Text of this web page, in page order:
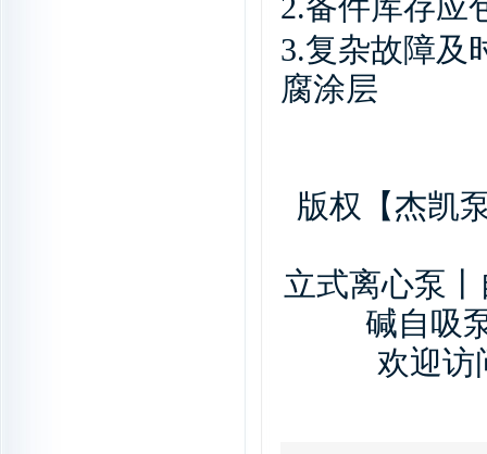
2.备件库存应
3.复杂故障及
腐涂层
版权【杰凯
立式离心泵
碱自吸
欢迎访